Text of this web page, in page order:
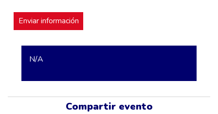
N/A
Compartir evento